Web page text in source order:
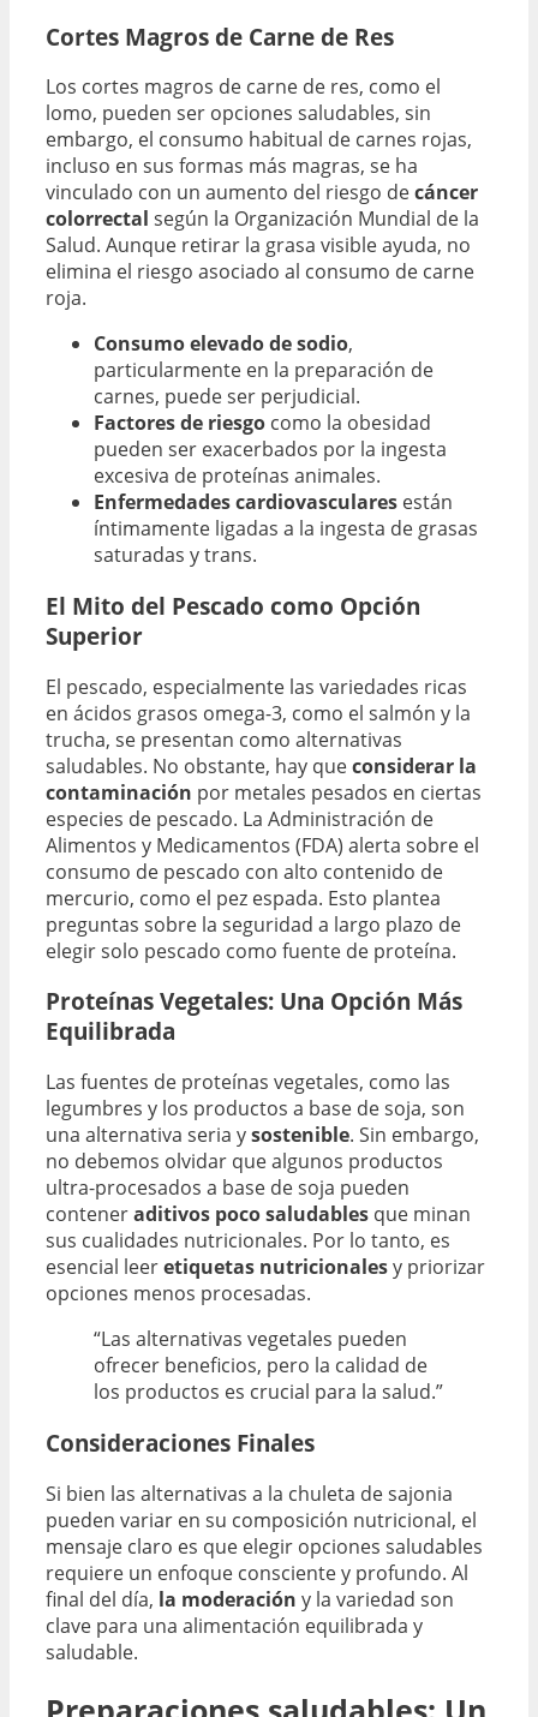
Cortes Magros de Carne de Res
Los cortes magros de carne de res, como el
lomo, pueden ser opciones saludables, sin
embargo, el consumo habitual de carnes rojas,
incluso en sus formas más magras, se ha
vinculado con un aumento del riesgo decáncer
colorrectal según la Organización Mundial de la
Salud. Aunque retirar la grasa visible ayuda, no
elimina el riesgo asociado al consumo de carne
roja.
Consumo elevado de sodio,
particularmente en la preparación de
carnes, puede ser perjudicial.
Factores de riesgo como la obesidad
pueden ser exacerbados por la ingesta
excesiva de proteínas animales.
Enfermedades cardiovasculares están
íntimamente ligadas a la ingesta de grasas
saturadas y trans.
El Mito del Pescado como Opción
Superior
El pescado, especialmente las variedades ricas
en ácidos grasos omega-3, como el salmón y la
trucha, se presentan como alternativas
saludables. No obstante, hay queconsiderar la
contaminación por metales pesados en ciertas
especies de pescado. La Administración de
Alimentos y Medicamentos (FDA) alerta sobre el
consumo de pescado con alto contenido de
mercurio, como el pez espada. Esto plantea
preguntas sobre la seguridad a largo plazo de
elegir solo pescado como fuente de proteína.
Proteínas Vegetales: Una Opción Más
Equilibrada
Las fuentes de proteínas vegetales, como las
legumbres y los productos a base de soja, son
una alternativa seria ysostenible. Sin embargo,
no debemos olvidar que algunos productos
ultra-procesados a base de soja pueden
conteneraditivos poco saludables que minan
sus cualidades nutricionales. Por lo tanto, es
esencial leeretiquetas nutricionalesy priorizar
opciones menos procesadas.
“Las alternativas vegetales pueden
ofrecer beneficios, pero la calidad de
los productos es crucial para la salud.”
Consideraciones Finales
Si bien las alternativas a la chuleta de sajonia
pueden variar en su composición nutricional, el
mensaje claro es que elegir opciones saludables
requiere un enfoque consciente y profundo. Al
final del día, la moderación y la variedad son
clave para una alimentación equilibrada y
saludable.